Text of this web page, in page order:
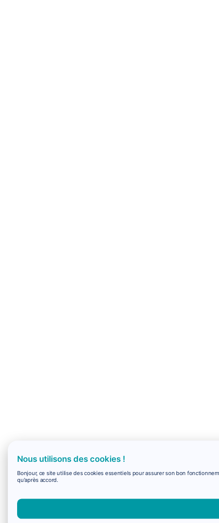
Nous utilisons des cookies !
Bonjour, ce site utilise des cookies essentiels pour assurer son bon
qu'après accord.